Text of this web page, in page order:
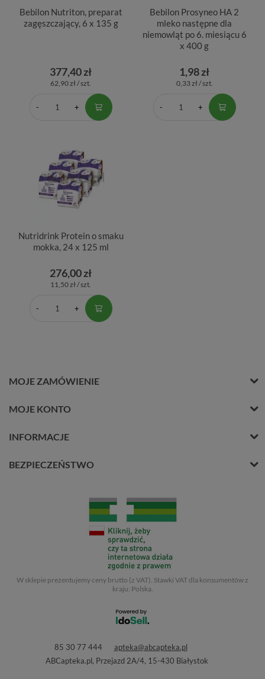
Bebilon Nutriton, preparat
zagęszczający, 6 x 135 g
377,40 zł
62,90 zł / szt.
Bebilon Prosyneo HA 2
mleko następne dla
niemowląt po 6. miesiącu 6
x 400 g
1,98 zł
0,33 zł / szt.
Nutridrink Protein o smaku
mokka, 24 x 125 ml
276,00 zł
11,50 zł / szt.
MOJE ZAMÓWIENIE
MOJE KONTO
INFORMACJE
BEZPIECZEŃSTWO
W sklepie prezentujemy ceny brutto (z VAT). Stawki VAT dla konsumentów z
kraju: Polska.
85 30 77 444
apteka@abcapteka.pl
ABCapteka.pl, Przejazd 2A/4, 15-430 Białystok